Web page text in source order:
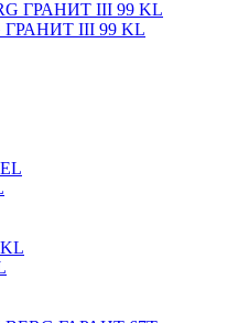
ГРАНИТ III 99 KL